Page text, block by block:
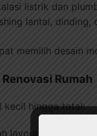
listrik dan
lantai, dinding,
memilih desain
Rumah
kecil hingga total:
layout ruangan